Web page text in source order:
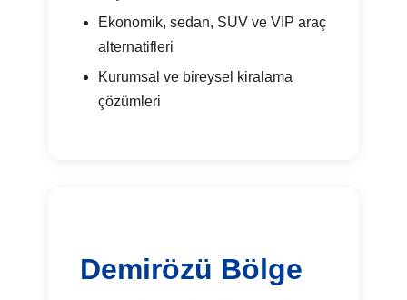
Ekonomik, sedan, SUV ve VIP araç
alternatifleri
Kurumsal ve bireysel kiralama
çözümleri
Demirözü Bölge